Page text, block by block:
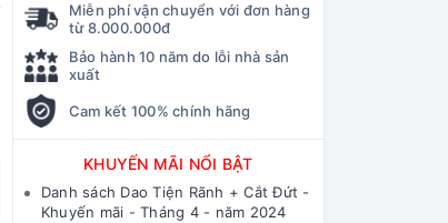
Miễn phí vận chuyển với đơn hàng
từ 8.000.000đ
Bảo hành 10 năm do lỗi nhà sản
xuất
Cam kết 100% chính hãng
KHUYẾN MÃI NỔI BẬT
Danh sách Dao Tiện Rãnh + Cắt Đứt -
Khuyến mãi - Tháng 4 - năm 2024